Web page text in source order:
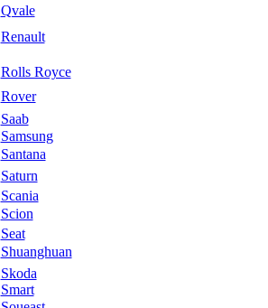
Qvale
Renault
Rolls Royce
Rover
Saab
Samsung
Santana
Saturn
Scania
Scion
Seat
Shuanghuan
Skoda
Smart